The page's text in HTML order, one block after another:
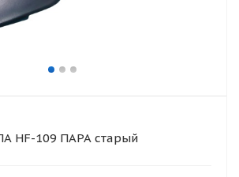
HF-109 ПАРА старый